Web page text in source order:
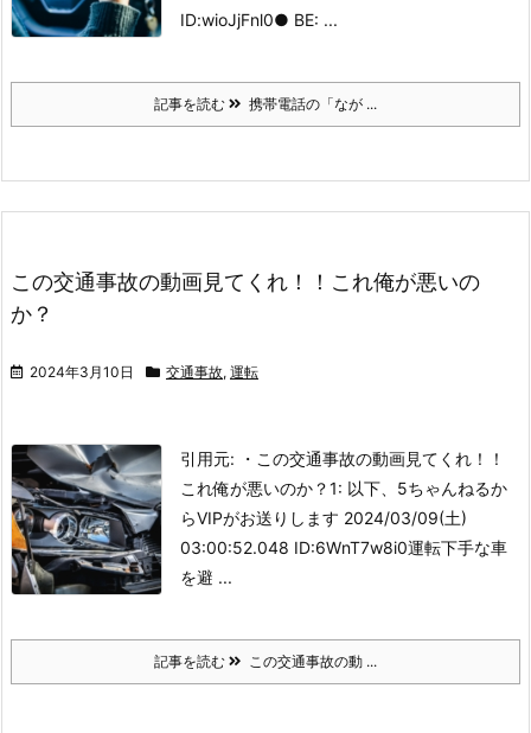
ID:wioJjFnl0● BE: ...
記事を読む 携帯電話の「なが ...
この交通事故の動画見てくれ！！これ俺が悪いの
か？
2024年3月10日 交通事故, 運転
引用元: ・この交通事故の動画見てくれ！！
これ俺が悪いのか？1: 以下、5ちゃんねるか
らVIPがお送りします 2024/03/09(土)
03:00:52.048 ID:6WnT7w8i0運転下手な車
を避 ...
記事を読む この交通事故の動 ...